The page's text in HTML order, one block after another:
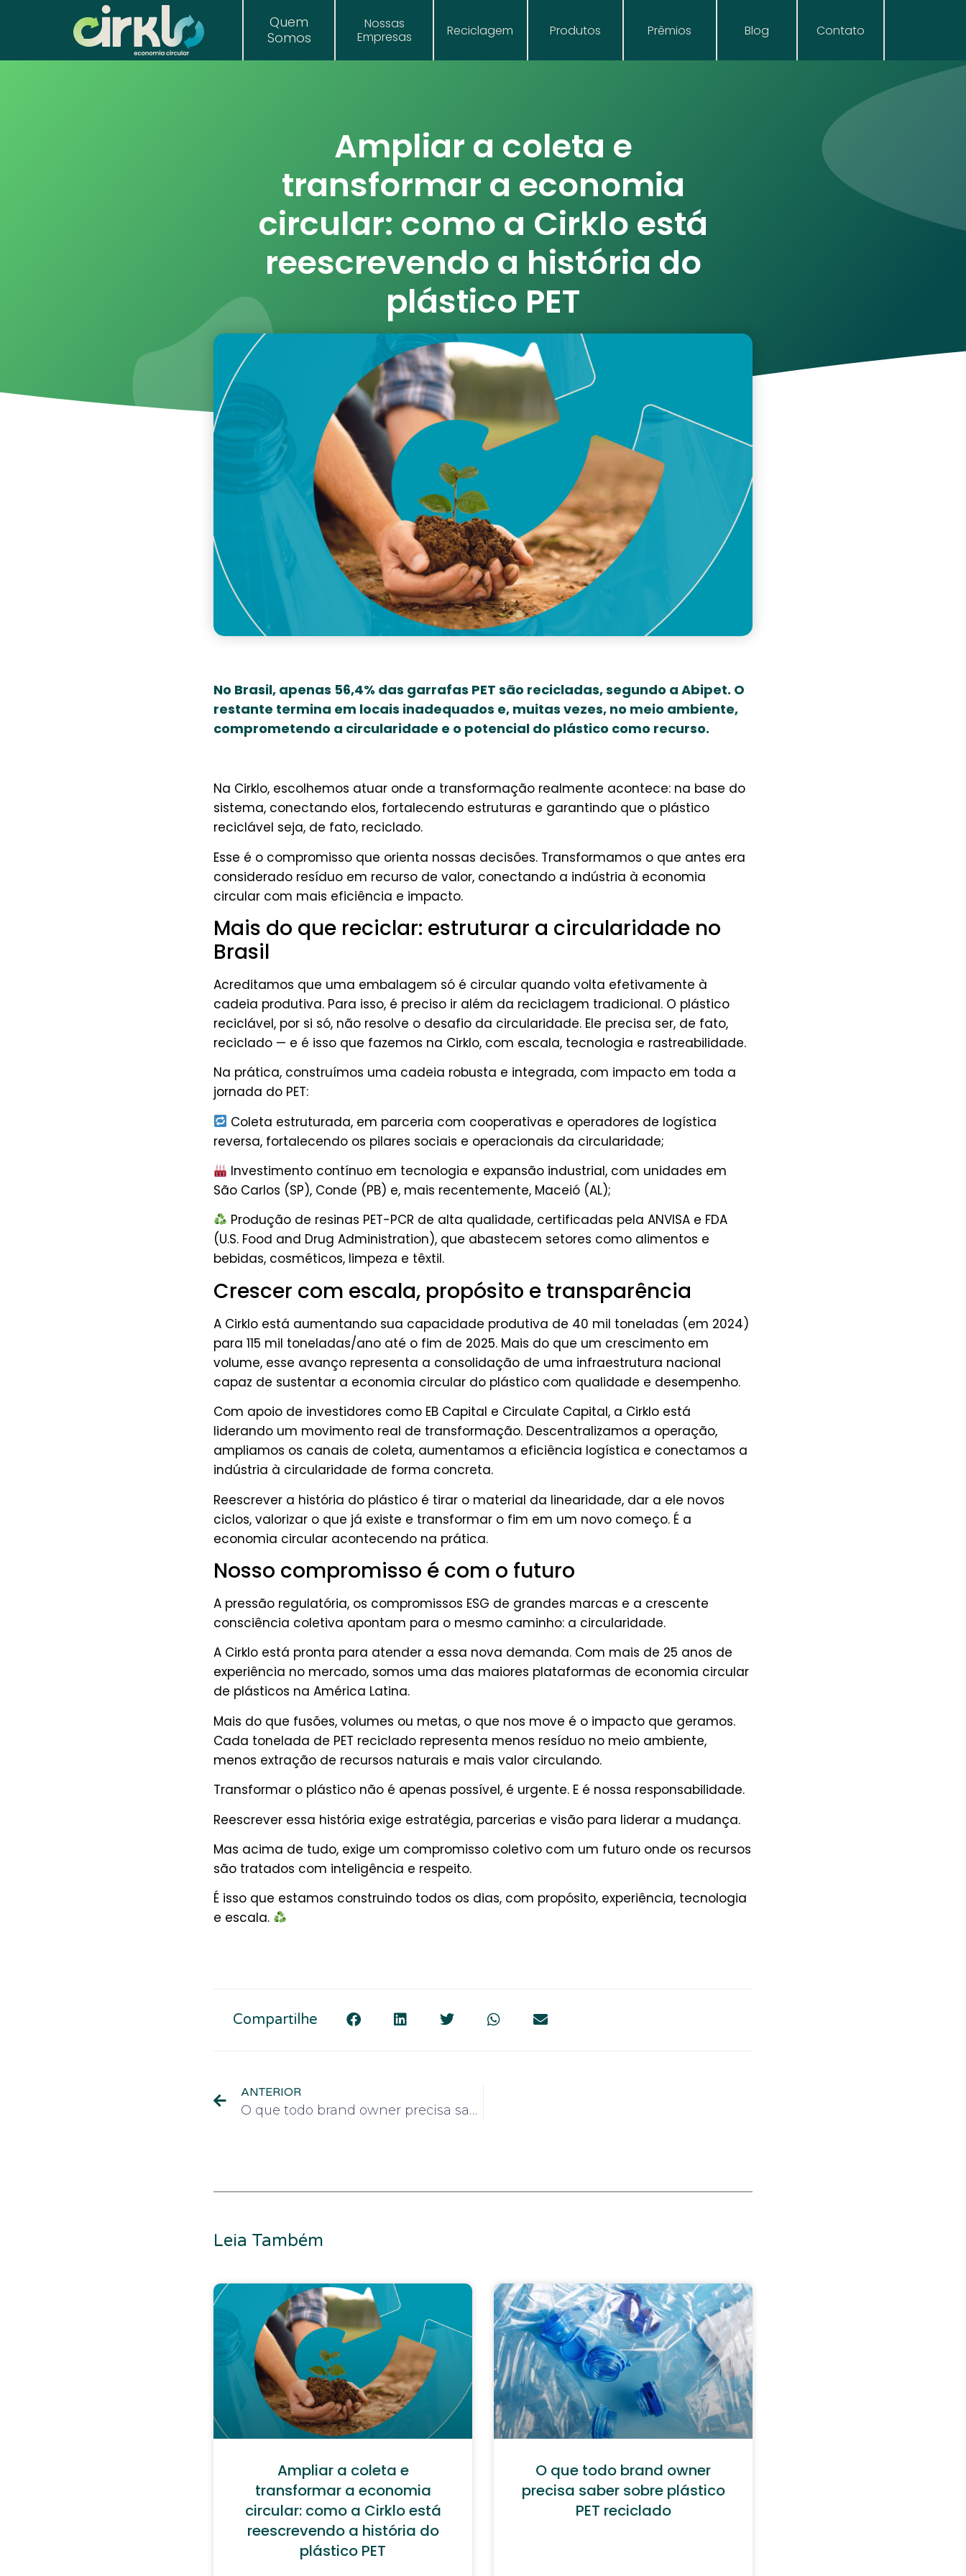
Quem
Somos
Nossas
Empresas
Reciclagem Produtos Prêmios Blog Contato
Ampliar a coleta e
transformar a economia
circular: como a Cirklo está
reescrevendo a história do
plástico PET
2 de fevereiro de 2026
No Brasil, apenas 56,4% das garrafas PET são recicladas, segundo a Abipet. O
restante termina em locais inadequados e, muitas vezes, no meio ambiente,
comprometendo a circularidade e o potencial do plástico como recurso.
Na Cirklo, escolhemos atuar onde a transformação realmente acontece: na base do
sistema, conectando elos, fortalecendo estruturas e garantindo que o plástico
reciclável seja, de fato, reciclado.
Esse é o compromisso que orienta nossas decisões. Transformamos o que antes era
considerado resíduo em recurso de valor, conectando a indústria à economia
circular com mais eficiência e impacto.
Mais do que reciclar: estruturar a circularidade no
Brasil
Acreditamos que uma embalagem só é circular quando volta efetivamente à
cadeia produtiva. Para isso, é preciso ir além da reciclagem tradicional. O plástico
reciclável, por si só, não resolve o desafio da circularidade. Ele precisa ser, de fato,
reciclado — e é isso que fazemos na Cirklo, com escala, tecnologia e rastreabilidade.
Na prática, construímos uma cadeia robusta e integrada, com impacto em toda a
jornada do PET:
Coleta estruturada, em parceria com cooperativas e operadores de logística
reversa, fortalecendo os pilares sociais e operacionais da circularidade;
Investimento contínuo em tecnologia e expansão industrial, com unidades em
São Carlos (SP), Conde (PB) e, mais recentemente, Maceió (AL);
Produção de resinas PET-PCR de alta qualidade, certificadas pela ANVISA e FDA
(U.S. Food and Drug Administration), que abastecem setores como alimentos e
bebidas, cosméticos, limpeza e têxtil.
Crescer com escala, propósito e transparência
A Cirklo está aumentando sua capacidade produtiva de 40 mil toneladas (em 2024)
para 115 mil toneladas/ano até o fim de 2025. Mais do que um crescimento em
volume, esse avanço representa a consolidação de uma infraestrutura nacional
capaz de sustentar a economia circular do plástico com qualidade e desempenho.
Com apoio de investidores como EB Capital e Circulate Capital, a Cirklo está
liderando um movimento real de transformação. Descentralizamos a operação,
ampliamos os canais de coleta, aumentamos a eficiência logística e conectamos a
indústria à circularidade de forma concreta.
Reescrever a história do plástico é tirar o material da linearidade, dar a ele novos
ciclos, valorizar o que já existe e transformar o fim em um novo começo. É a
economia circular acontecendo na prática.
Nosso compromisso é com o futuro
A pressão regulatória, os compromissos ESG de grandes marcas e a crescente
consciência coletiva apontam para o mesmo caminho: a circularidade.
A Cirklo está pronta para atender a essa nova demanda. Com mais de 25 anos de
experiência no mercado, somos uma das maiores plataformas de economia circular
de plásticos na América Latina.
Mais do que fusões, volumes ou metas, o que nos move é o impacto que geramos.
Cada tonelada de PET reciclado representa menos resíduo no meio ambiente,
menos extração de recursos naturais e mais valor circulando.
Transformar o plástico não é apenas possível, é urgente. E é nossa responsabilidade.
Reescrever essa história exige estratégia, parcerias e visão para liderar a mudança.
Mas acima de tudo, exige um compromisso coletivo com um futuro onde os recursos
são tratados com inteligência e respeito.
É isso que estamos construindo todos os dias, com propósito, experiência, tecnologia
e escala.
Compartilhe
ANTERIOR
O que todo brand owner precisa saber sobre plástico PET reciclado
Leia Também
Ampliar a coleta e
transformar a economia
circular: como a Cirklo está
reescrevendo a história do
plástico PET
O que todo brand owner
precisa saber sobre plástico
PET reciclado